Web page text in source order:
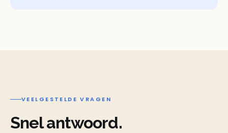
VEELGESTELDE VRAGEN
Snel antwoord.